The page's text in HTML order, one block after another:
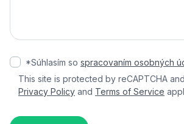
*Súhlasím so spracovaním osobných
This site is protected by reCAPTCHA
Privacy Policy and Terms of Service